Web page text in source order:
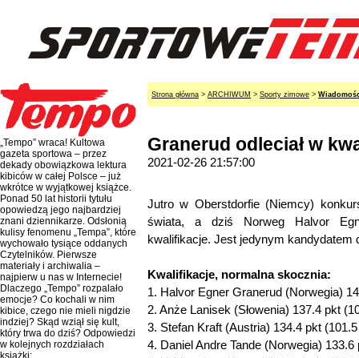
„Tempo” wraca! Kultowa
gazeta sportowa – przez
dekady obowiązkowa lektura
kibiców w całej Polsce – już
wkrótce w wyjątkowej książce.
Ponad 50 lat historii tytułu
opowiedzą jego najbardziej
znani dziennikarze. Odsłonią
kulisy fenomenu „Tempa”, które
wychowało tysiące oddanych
Czytelników. Pierwsze
materiały i archiwalia –
najpierw u nas w Internecie!
Dlaczego „Tempo” rozpalało
emocje? Co kochali w nim
kibice, czego nie mieli nigdzie
indziej? Skąd wziął się kult,
który trwa do dziś? Odpowiedzi
w kolejnych rozdziałach
Strona główna > ARCHIWUM > Sporty zimowe >
Granerud odleciał w
2021-02-26 21:57:00
Jutro w Oberstdorfie (Niemcy)
świata, a dziś Norweg Halvor
kwalifikacje. Jest jedynym kandydatem
Kwalifikacje, normalna skocznia:
1. Halvor Egner Granerud (Norwegia)
2. Anże Lanisek (Słowenia) 137.4 pkt
3. Stefan Kraft (Austria) 134.4 pkt
4. Daniel Andre Tande (Norwegia)